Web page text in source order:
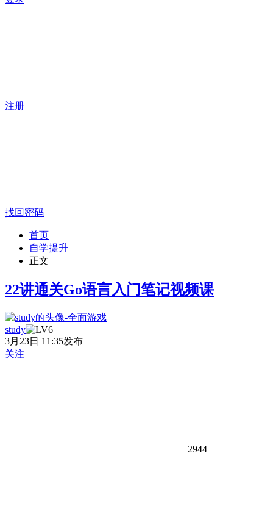
注册
找回密码
首页
自学提升
正文
22讲通关Go语言入门笔记视频课
study
3月23日 11:35发布
关注
2944